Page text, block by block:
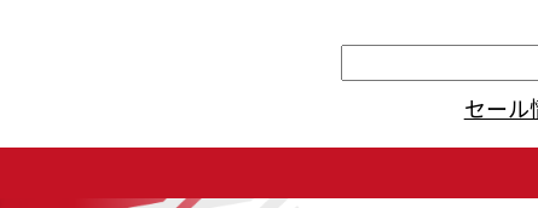
セール